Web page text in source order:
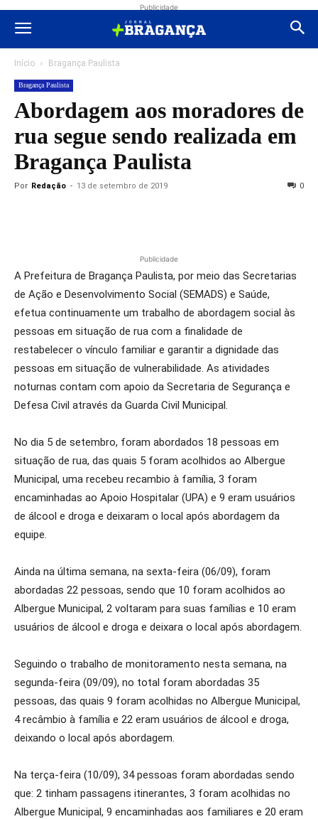
Publicidade
Início Bragança Paulista
Bragança Paulista
Abordagem aos moradores de
rua segue sendo realizada em
Bragança Paulista
Por Redação - 13 de setembro de 2019 0
Publicidade
A Prefeitura de Bragança Paulista, por meio das Secretarias
de Ação e Desenvolvimento Social (SEMADS) e Saúde,
efetua continuamente um trabalho de abordagem social às
pessoas em situação de rua com a finalidade de
restabelecer o vínculo familiar e garantir a dignidade das
pessoas em situação de vulnerabilidade. As atividades
noturnas contam com apoio da Secretaria de Segurança e
Defesa Civil através da Guarda Civil Municipal.
No dia 5 de setembro, foram abordados 18 pessoas em
situação de rua, das quais 5 foram acolhidos ao Albergue
Municipal, uma recebeu recambio à família, 3 foram
encaminhadas ao Apoio Hospitalar (UPA) e 9 eram usuários
de álcool e droga e deixaram o local após abordagem da
equipe.
Ainda na última semana, na sexta-feira (06/09), foram
abordadas 22 pessoas, sendo que 10 foram acolhidos ao
Albergue Municipal, 2 voltaram para suas famílias e 10 eram
usuários de álcool e droga e deixara o local após abordagem.
Seguindo o trabalho de monitoramento nesta semana, na
segunda-feira (09/09), no total foram abordadas 35
pessoas, das quais 9 foram acolhidas no Albergue Municipal,
4 recâmbio à família e 22 eram usuários de álcool e droga,
deixando o local após abordagem.
Na terça-feira (10/09), 34 pessoas foram abordadas sendo
que: 2 tinham passagens itinerantes, 3 foram acolhidas no
Albergue Municipal, 9 encaminhadas aos familiares e 20 eram